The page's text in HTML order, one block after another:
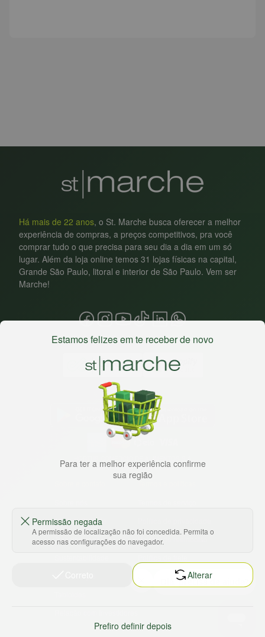
Há mais de 22 anos, o St. Marche busca oferecer a melhor
experiência de compras, a preços competitivos, pra você
comprar tudo o que precisa para seu dia a dia em um só
lugar. Além da loja online temos 31 lojas físicas na capital,
Grande São Paulo, litoral e interior de São Paulo. Vem ser
Marche!
HORTUS COMERCIO DE ALIMENTOS S.A
CNPJ: 09.000.493/0002-15
Ajuda e Suporte
Trabalhe conosco
Termos e políticas
Política de reembolso
Baixe nosso app
Estamos felizes em te receber de novo
Para ter a melhor experiência confirme
sua região
Permissão negada
A permissão de localização não foi concedida. Permita o
acesso nas configurações do navegador.
Alterar
Prefiro definir depois